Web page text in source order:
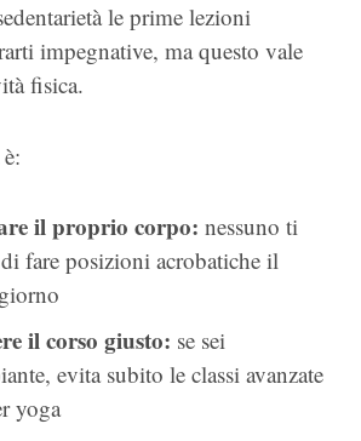
le prime lezioni
impegnative, ma questo vale
fisica.
il proprio corpo: nessuno ti
fare posizioni acrobatiche il
il corso giusto: se sei
evita subito le classi avanzate
yoga